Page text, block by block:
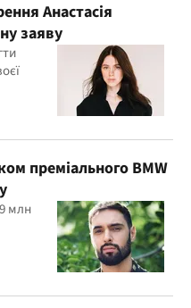
Анастасія
заяву
преміального BMW
млн